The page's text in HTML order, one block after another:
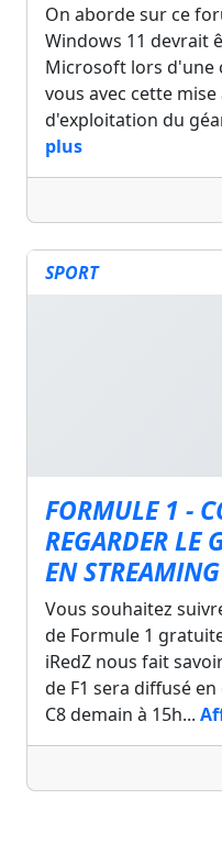
On aborde sur ce
Windows 11 devrait
Microsoft lors d'une
vous avec cette
d'exploitation du
plus
SPORT
FORMULE 1 -
REGARDER LE
EN
Vous souhaitez
de Formule 1
iRedZ nous fait
de F1 sera diffusé
C8 demain à 15h...